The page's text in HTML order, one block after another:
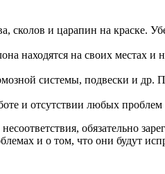
сколов и царапин на краске.
находятся на своих местах
системы, подвески и др.
и отсутствии любых проблем
обязательно
и о том, что они будут